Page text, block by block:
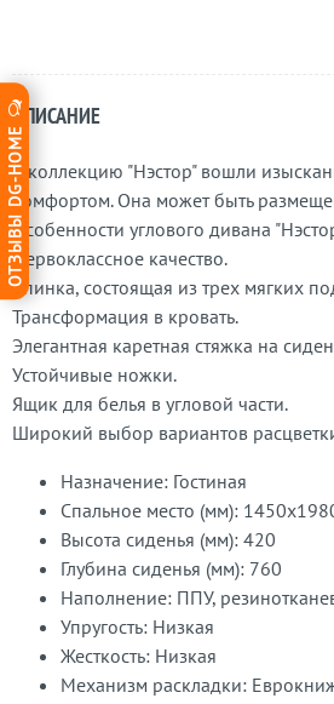
ОТЗЫВЫ DG-HOME
ОПИСАНИЕ
В коллекцию "Нэстор" вошли
комфортом. Она может быть
Особенности углового дивана
Первоклассное качество.
Спинка, состоящая из трех мягких
Трансформация в кровать.
Элегантная каретная стяжка на
Устойчивые ножки.
Ящик для белья в угловой части.
Широкий выбор вариантов
Назначение: Гостиная
Спальное место (мм):
Высота сиденья (мм): 420
Глубина сиденья (мм): 760
Наполнение: ППУ,
Упругость: Низкая
Жесткость: Низкая
Механизм раскладки: